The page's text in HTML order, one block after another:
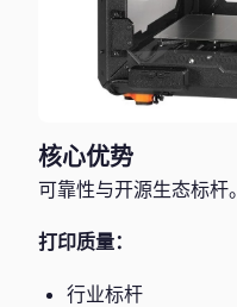
核心优势
可靠性与开源生态标杆。
打印质量：
行业标杆